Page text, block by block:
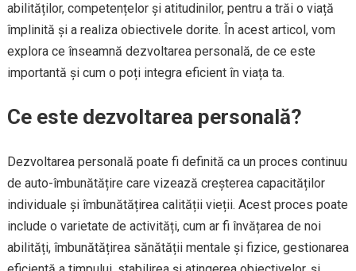
abilităților, competențelor și atitudinilor, pentru a trăi o viață
împlinită și a realiza obiectivele dorite. În acest articol, vom
explora ce înseamnă dezvoltarea personală, de ce este
importantă și cum o poți integra eficient în viața ta.
Ce este dezvoltarea personală?
Dezvoltarea personală poate fi definită ca un proces continuu
de auto-îmbunătățire care vizează creșterea capacităților
individuale și îmbunătățirea calității vieții. Acest proces poate
include o varietate de activități, cum ar fi învățarea de noi
abilități, îmbunătățirea sănătății mentale și fizice, gestionarea